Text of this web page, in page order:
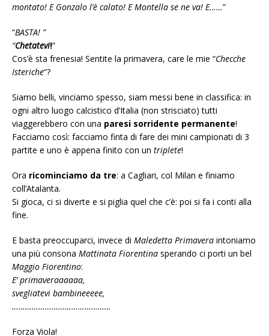
montato! E Gonzalo l’è calato! E Montella se ne va! E……”
“BASTA! ”
“Chetatevi!”
Cos’è sta frenesia! Sentite la primavera, care le mie “Checche
Isteriche“?
Siamo belli, vinciamo spesso, siam messi bene in classifica: in
ogni altro luogo calcistico d’Italia (non strisciato) tutti
viaggerebbero con una paresi sorridente permanente!
Facciamo così: facciamo finta di fare dei mini campionati di 3
partite e uno è appena finito con un triplete!
Ora ricominciamo da tre: a Cagliari, col Milan e finiamo
coll’Atalanta.
Si gioca, ci si diverte e si piglia quel che c’è: poi si fa i conti alla
fine.
E basta preoccuparci, invece di Maledetta Primavera intoniamo
una più consona Mattinata Fiorentina sperando ci porti un bel
Maggio Fiorentino:
E’ primaveraaaaaa,
svegliatevi bambineeeee,
………………………………………
Forza Viola!